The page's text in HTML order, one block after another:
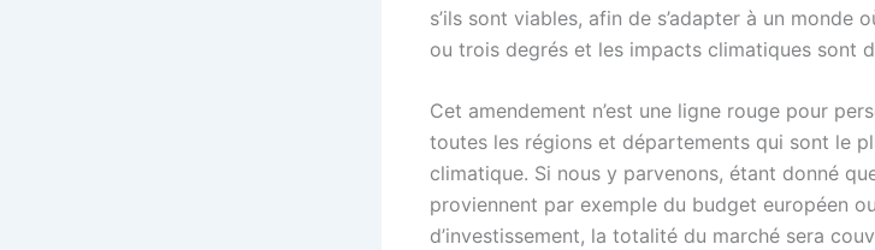
s’ils sont viables, afin de s’adapter à un monde
ou trois degrés et les impacts climatiques sont
Cet amendement n’est une ligne rouge pour
toutes les régions et départements qui sont le
climatique. Si nous y parvenons, étant donné
proviennent par exemple du budget européen
d’investissement, la totalité du marché sera